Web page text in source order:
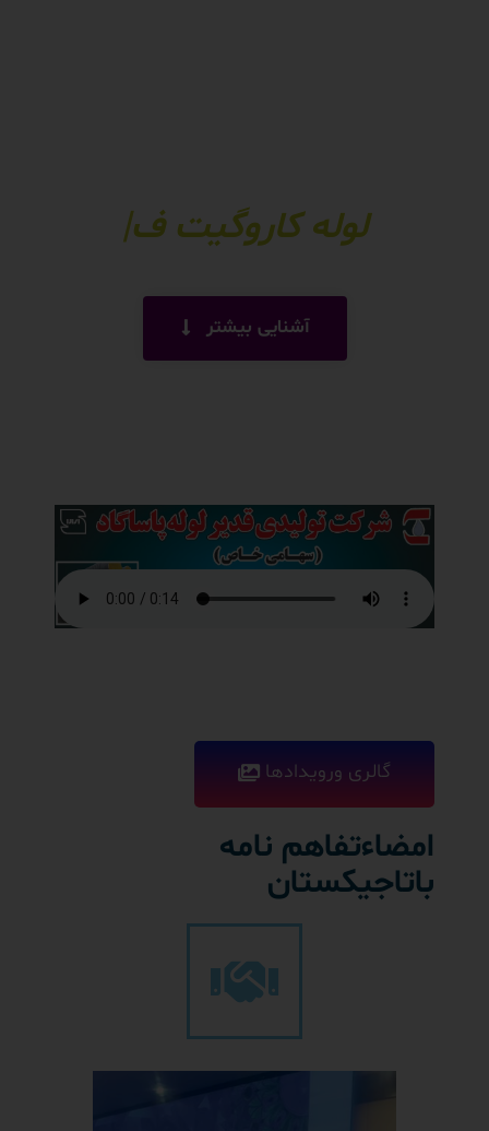
لوله کار|
آشنایی بیشتر
گالری ورویدادها
امضاءتفاهم نامه
باتاجیکستان